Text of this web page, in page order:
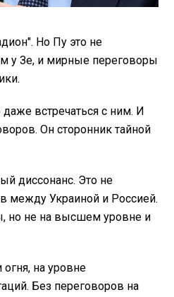
Но Пу это не
у Зе, и мирные переговоры
даже встречаться с ним. И
Он сторонник тайной
диссонанс. Это не
между Украиной и Россией.
но не на высшем уровне и
на уровне
Без переговоров на